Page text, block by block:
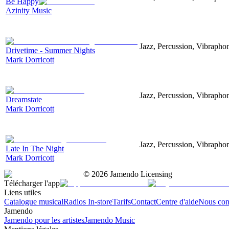
Azinity Music
Drivetime - Summer Nights
Mark Dorricott
Jazz, Percussion,
Dreamstate
Mark Dorricott
Jazz, Percussion,
Late In The Night
Mark Dorricott
Jazz, Percussion,
© 2026 Jamendo Licensing
Télécharger l'app
Liens utiles
Catalogue musicalRadios In-storeTarifsContactCentre d'aideNous
Jamendo
Jamendo pour les artistesJamendo Music